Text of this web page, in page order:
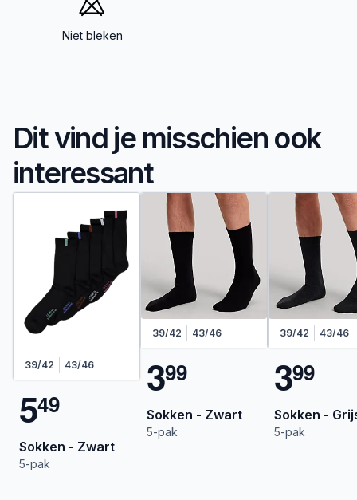
Niet bleken
Dit vind je misschien ook
interessant
39/42 43/46
549
Sokken - Zwart
5-pak
39/42 43/46
399
Sokken - Zwart
5-pak
39/42 43/46
399
Sokken -
5-pak